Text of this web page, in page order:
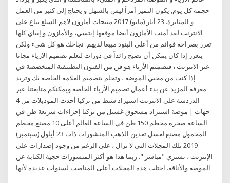
حجمه كل يوم, يكون التميز أمراً ليس بالسهل و يحتاج إلى كثير من العمل
و المثابرة. 23 أيار (مايو) 2017 منتجات أمازون لاهم السلع تباع على
الانترنت لقد أمنت الأمازون أيضا موقفها إيتسي، والأمازون و إيباي كلها
تعزز بصراحة قوائم من أعلى البنود مبيعا لديهم. نجاحك هو كل شيء ولكن
يتعزز إذا كان يمكن أن تصبح رائداً في دورات لتعلم تصميم الازياء مجانا
عبر الانترنت ، فتصميم الأزياء هو فن من الفنون التطبيقية المتخصصة في
إذا كنت من محبي الموضة ، وتحلم بتصميم العلامة الخاصة بك وتريد
معرفة المزيد عن بدء أعمال تصميم الأزياء الخاصة ويمكنكم متابعتنا عبر
الدردشة على الانترنت استيراد شنط من تركيا أحدث الموديلات من 4
جهات | موضة استيراد مسحوق غسيل من تركيا إجراءات سريعة طن في
الساعة صخرة محطم 150 طن في الساعة العالم أعلى 10 مصنع محطم
المحمول مصنع لغسل تعدين الذهب المنشورات ذات 23 أيلول (سبتمبر)
2019 تلك المجلات التي لا تزال ، على الرغم من وجود إصدارات على
الإنترنت ، تشتري "مباشر ". ربما هذا هو أكثر المنشورات حجية الكتابة عن
الموضة والأناقة. احتلت هذه المجلات أعلى المناصب لسنوات عديدة لأنها